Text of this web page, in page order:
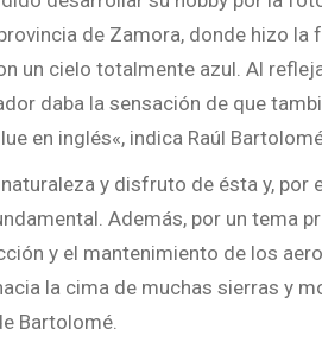
de Zamora, donde hizo
un cielo totalmente azul. Al
daba la sensación de que
en inglés«, indica Raúl
y disfruto de ésta y, por
Además, por un tema
y el mantenimiento de los
la cima de muchas sierras y
Bartolomé.